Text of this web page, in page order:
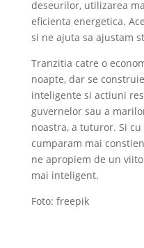
deseurilor, utilizarea
eficienta energetica.
si ne ajuta sa ajustam
Tranzitia catre o
noapte, dar se
inteligente si actiuni
guvernelor sau a
noastra, a tuturor. Si cu
cumparam mai
ne apropiem de un
mai inteligent.
Foto: freepik